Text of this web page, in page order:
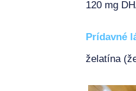
120 mg
Prídavné
želatína